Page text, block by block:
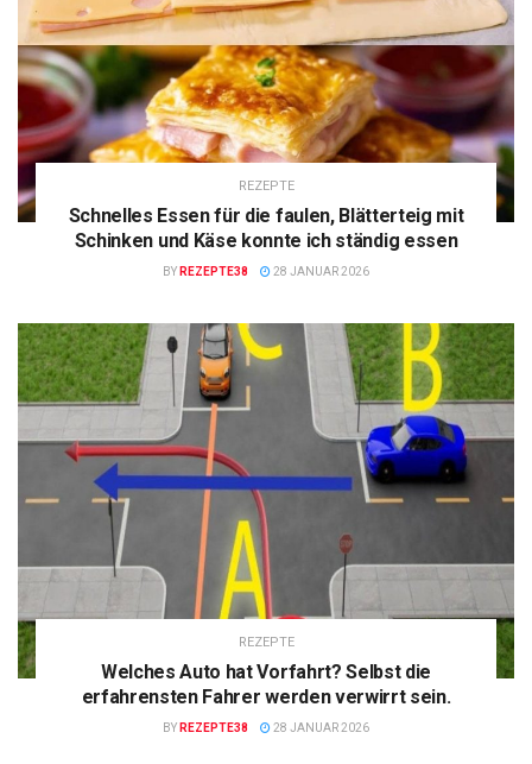
REZEPTE
Schnelles Essen für die faulen, Blätterteig mit
Schinken und Käse konnte ich ständig essen
BY REZEPTE38 28 JANUAR 2026
REZEPTE
Welches Auto hat Vorfahrt? Selbst die
erfahrensten Fahrer werden verwirrt sein.
BY REZEPTE38 28 JANUAR 2026